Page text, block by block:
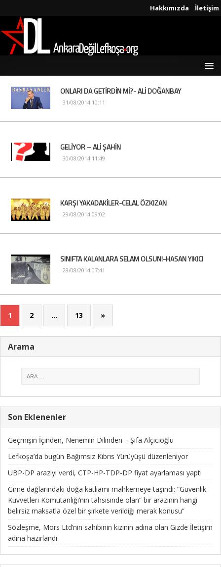
Hakkımızda İletişim
ONLARI DA GETİRDİN Mİ?- ALİ DOĞANBAY
31/08/2014 10:11
GELİYOR – ALİ ŞAHİN
30/08/2014 11:49
KARŞI YAKADAKİLER-CELAL ÖZKIZAN
29/08/2014 09:02
SINIFTA KALANLARA SELAM OLSUN!-HASAN YIKICI
28/08/2014 07:41
1 2 … 13 »
Arama
Son Eklenenler
Geçmişin İçinden, Nenemin Dilinden – Şifa Alçıcıoğlu
Lefkoşa’da bugün Bağımsız Kıbrıs Yürüyüşü düzenleniyor
UBP-DP araziyi verdi, CTP-HP-TDP-DP fiyat ayarlaması yaptı
Girne dağlarındaki doğa katliamı mahkemeye taşındı: “Güvenlik
Kuvvetleri Komutanlığı’nın tahsisinde olan” bir arazinin hangi
belirsiz maksatla özel bir şirkete verildiği merak konusu”
Sözleşme, Mors Ltd’nin sahibinin kızının adına olan Gizde İletişim
adına hazırlandı